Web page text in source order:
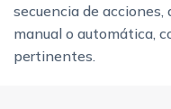
secuencia de acciones,
manual o automática,
pertinentes.